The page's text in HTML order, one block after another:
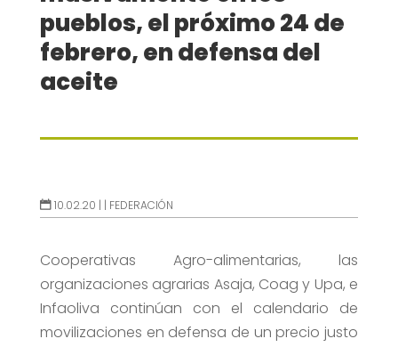
pueblos, el próximo 24 de
febrero, en defensa del
aceite
10.02.20 | | FEDERACIÓN
Cooperativas Agro-alimentarias, las
organizaciones agrarias Asaja, Coag y Upa, e
Infaoliva continúan con el calendario de
movilizaciones en defensa de un precio justo